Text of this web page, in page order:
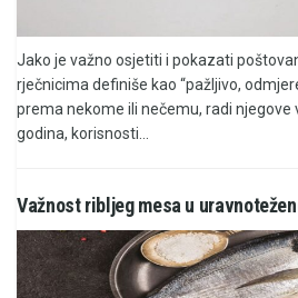
Jako je važno osjetiti i pokazati
rječnicima definiše kao “pažljivo,
prema nekome ili nečemu, radi njegove
godina, korisnosti...
Važnost ribljeg mesa u